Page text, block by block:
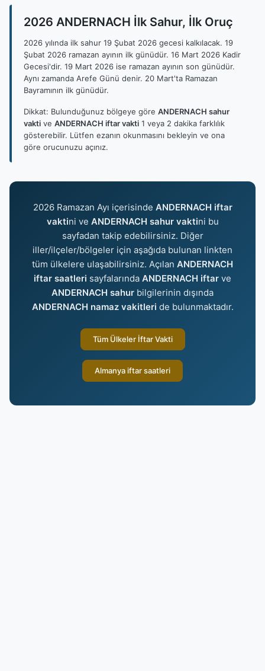
2026 ANDERNACH İlk Sahur, İlk Oruç
2026 yılında ilk sahur 19 Şubat 2026 gecesi kalkılacak. 19
Şubat 2026 ramazan ayının ilk günüdür. 16 Mart 2026 Kadir
Gecesi'dir. 19 Mart 2026 ise ramazan ayının son günüdür.
Aynı zamanda Arefe Günü denir. 20 Mart'ta Ramazan
Bayramının ilk günüdür.
Dikkat: Bulunduğunuz bölgeye göre ANDERNACH sahur
vakti ve ANDERNACH iftar vakti 1 veya 2 dakika farklılık
gösterebilir. Lütfen ezanın okunmasını bekleyin ve ona
göre orucunuzu açınız.
2026 Ramazan Ayı içerisinde ANDERNACH iftar
vaktini ve ANDERNACH sahur vaktini bu
sayfadan takip edebilirsiniz. Diğer
iller/ilçeler/bölgeler için aşağıda bulunan linkten
tüm ülkelere ulaşabilirsiniz. Açılan ANDERNACH
iftar saatleri sayfalarında ANDERNACH iftar ve
ANDERNACH sahur bilgilerinin dışında
ANDERNACH namaz vakitleri de bulunmaktadır.
Tüm Ülkeler İftar Vakti
Almanya iftar saatleri